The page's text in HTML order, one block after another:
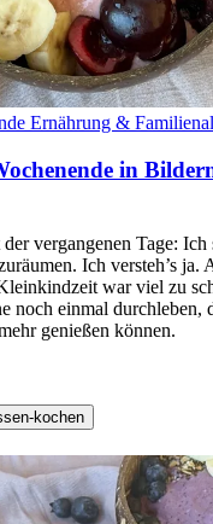
Ernährung &
in
vergangenen Tage:
Ich versteh’s ja.
war viel zu
noch einmal durchleben,
genießen können.
kochen